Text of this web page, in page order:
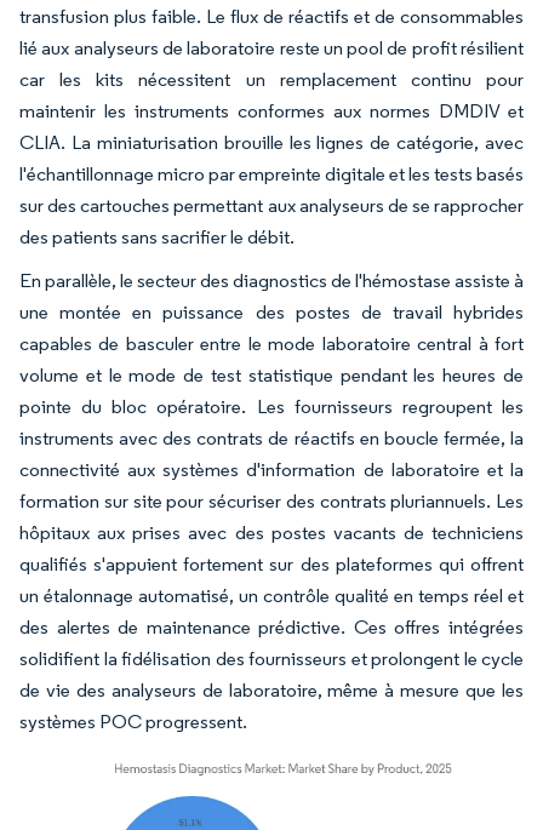
transfusion plus faible. Le flux de réactifs et de consommables
lié aux analyseurs de laboratoire reste un pool de profit résilient
car les kits nécessitent un remplacement continu pour
maintenir les instruments conformes aux normes DMDIV et
CLIA. La miniaturisation brouille les lignes de catégorie, avec
l'échantillonnage micro par empreinte digitale et les tests basés
sur des cartouches permettant aux analyseurs de se rapprocher
des patients sans sacrifier le débit.
En parallèle, le secteur des diagnostics de l'hémostase assiste à
une montée en puissance des postes de travail hybrides
capables de basculer entre le mode laboratoire central à fort
volume et le mode de test statistique pendant les heures de
pointe du bloc opératoire. Les fournisseurs regroupent les
instruments avec des contrats de réactifs en boucle fermée, la
connectivité aux systèmes d'information de laboratoire et la
formation sur site pour sécuriser des contrats pluriannuels. Les
hôpitaux aux prises avec des postes vacants de techniciens
qualifiés s'appuient fortement sur des plateformes qui offrent
un étalonnage automatisé, un contrôle qualité en temps réel et
des alertes de maintenance prédictive. Ces offres intégrées
solidifient la fidélisation des fournisseurs et prolongent le cycle
de vie des analyseurs de laboratoire, même à mesure que les
systèmes POC progressent.